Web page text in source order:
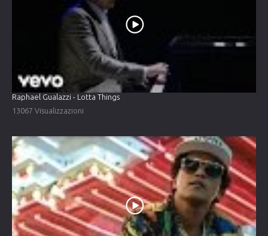
Raphael Gualazzi - Lotta Things
13067 Visualizzazioni